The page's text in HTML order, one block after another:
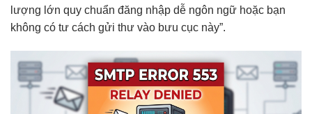
lượng lớn quy chuẩn đăng nhập dễ ngôn ngữ hoặc bạn
không có tư cách gửi thư vào bưu cục này”.